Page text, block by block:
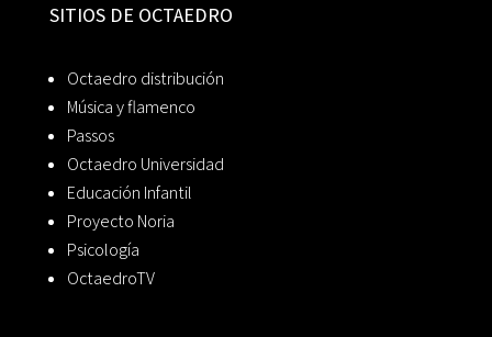
SITIOS DE OCTAEDRO
Octaedro distribución
Música y flamenco
Passos
Octaedro Universidad
Educación Infantil
Proyecto Noria
Psicología
OctaedroTV